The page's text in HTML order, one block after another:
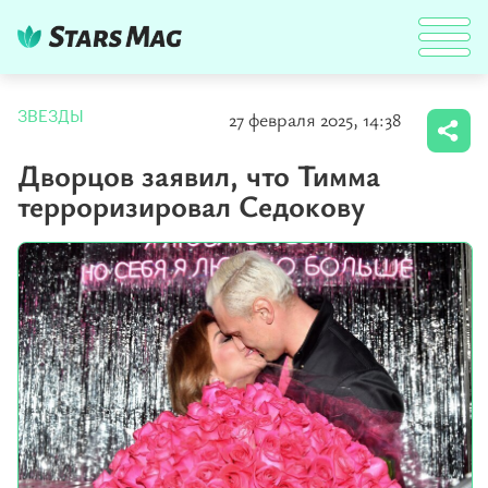
ЗВЕЗДЫ 27 февраля 2025, 14:38
Дворцов заявил, что Тимма
терроризировал Седокову